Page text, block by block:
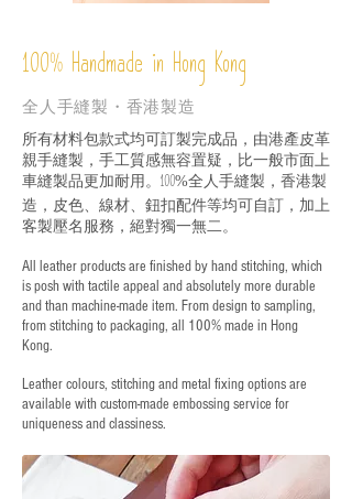
100% Handmade in Hong Kong
全人手縫製・香港製造
所有材料包款式均可訂製完成品，由港產皮革
親手縫製，手工質感無容置疑，比一般市面上
車縫製品更加耐用。 100%全人手縫製，香港製
造，皮色、線材、鈕扣配件等均可自訂，加上
客製壓名服務，絕對獨一無二。
All leather products are finished by hand stitching, which
is posh with tactile appeal and absolutely more durable
and than machine-made item. From design to sampling,
from stitching to packaging, all 100% made in Hong
Kong.
Leather colours, stitching and metal fixing options are
available with custom-made embossing service for
uniqueness and classiness.